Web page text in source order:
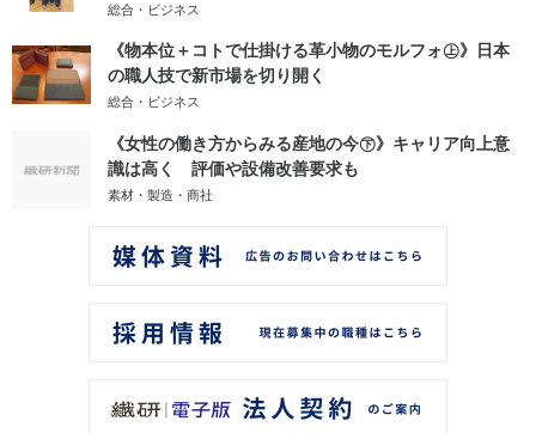
総合・ビジネス
《物本位＋コトで仕掛ける革小物のモルフォ㊤》日本
の職人技で新市場を切り開く
総合・ビジネス
《女性の働き方からみる産地の今㊦》キャリア向上意
識は高く 評価や設備改善要求も
素材・製造・商社